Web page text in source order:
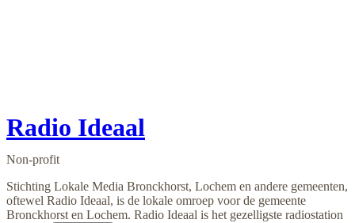
Radio Ideaal
Non-profit
Stichting Lokale Media Bronckhorst, Lochem en andere gemeenten,
oftewel Radio Ideaal, is de lokale omroep voor de gemeente
Bronckhorst en Lochem. Radio Ideaal is het gezelligste radiostation